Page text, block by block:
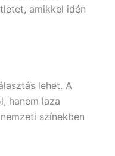
amikkel idén
lehet. A
hanem laza
színekben